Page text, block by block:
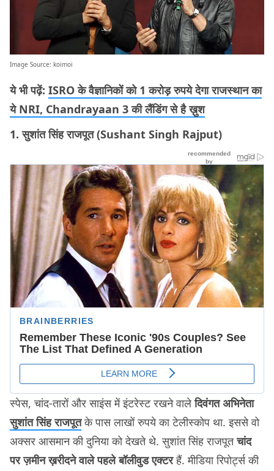
Image Source: koimoi
ये भी पढ़ें: ISRO के वैज्ञानिकों को 1 करोड़ रुपये देगा राजस्थान का
ये NRI, Chandrayaan 3 की लैंडिंग से है ख़ुश
1. सुशांत सिंह राजपूत (Sushant Singh Rajput)
स्पेस, चांद-तारों और साइंस में इंटरेस्ट रखने वालेदिवंगत अभिनेता
सुशांत सिंह राजपूतके पास लाखों रुपये का टेलीस्कोप था. इससे वो
अक्सर आसमान की दुनिया को देखते थे. सुशांत सिंह राजपूतचांद
पर ज़मीन ख़रीदने वाले पहले बॉलीवुड एक्टरहैं. मीडिया रिपोर्ट्स की